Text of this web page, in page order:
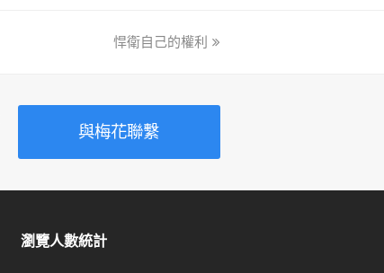
next
悍衛自己的權利
與梅花聯繫
瀏覽人數統計